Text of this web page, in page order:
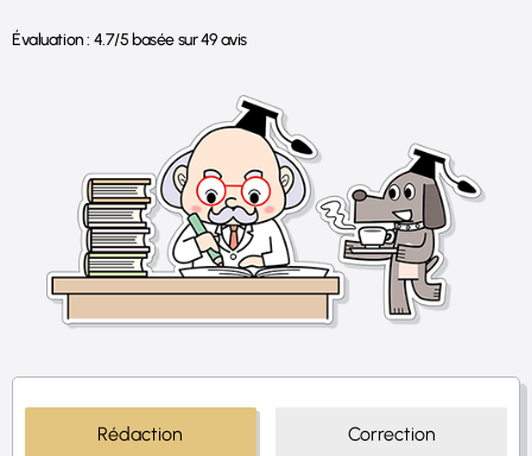
Évaluation : 4.7/5 basée sur49avis
Rédaction Correction